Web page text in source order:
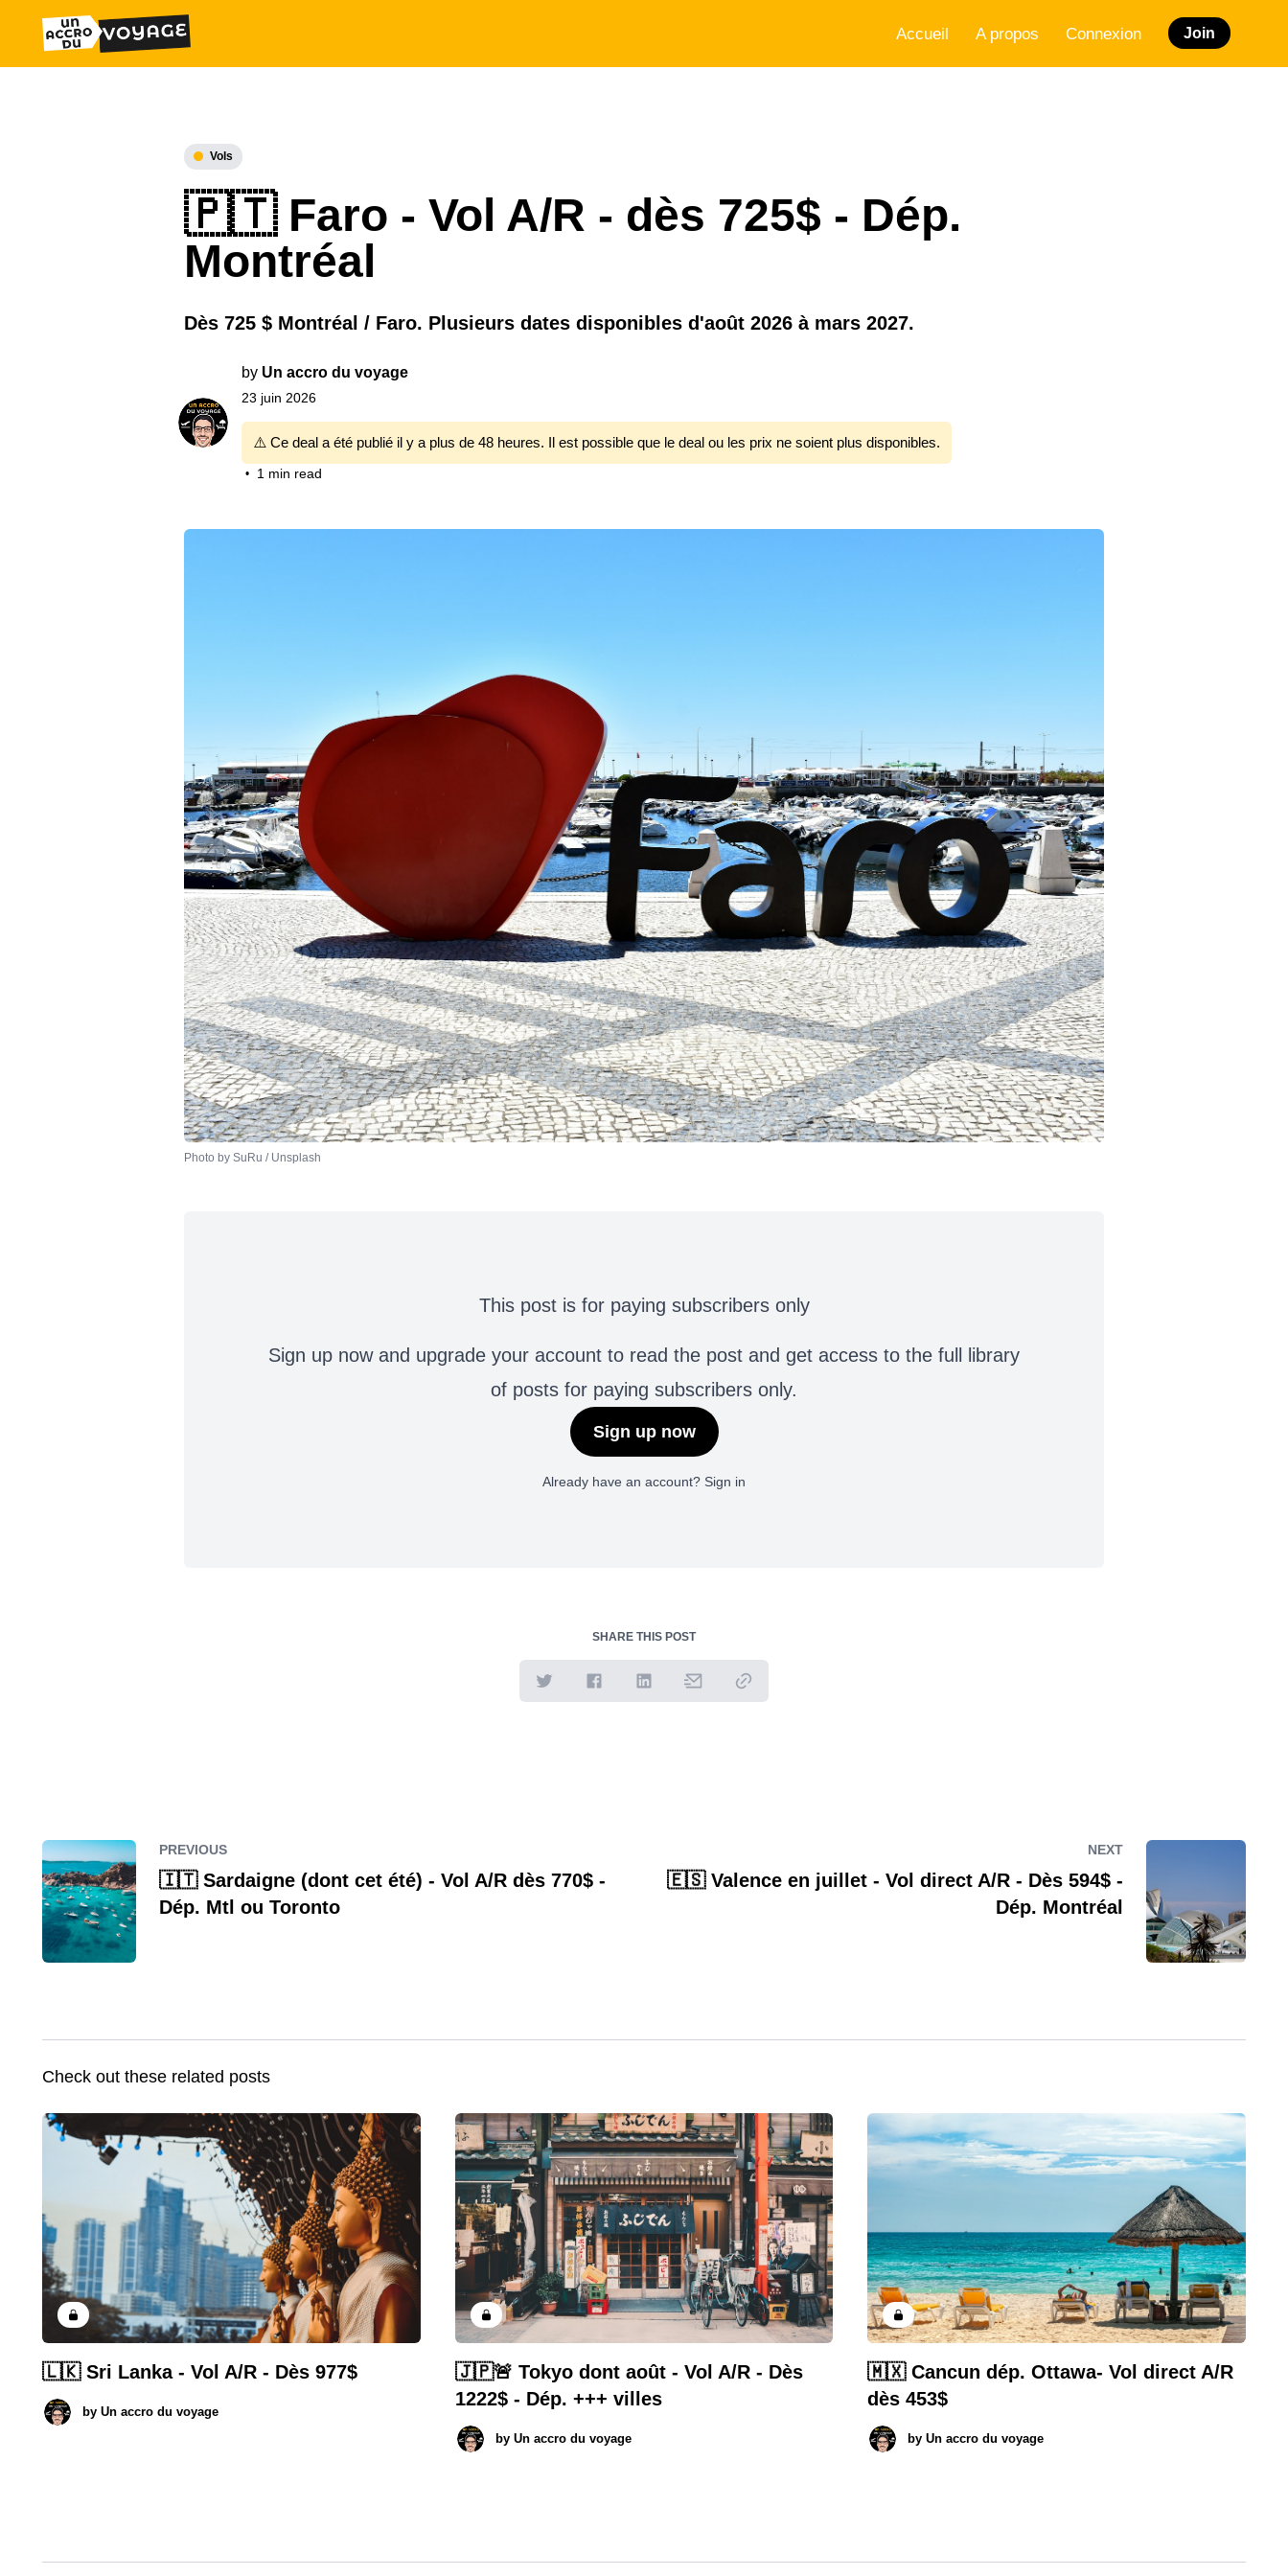
Accueil A propos Connexion Join
Vols
🇵🇹 Faro - Vol A/R - dès 725$ - Dép.
Montréal
Dès 725 $ Montréal / Faro. Plusieurs dates disponibles d'août 2026 à mars 2027.
by Un accro du voyage
23 juin 2026
⚠️ Ce deal a été publié il y a plus de 48 heures. Il est possible que le deal ou les prix ne soient plus disponibles.
• 1 min read
Photo by SuRu / Unsplash
This post is for paying subscribers only
Sign up now and upgrade your account to read the post and get access to the full library
of posts for paying subscribers only.
Sign up now
Already have an account? Sign in
SHARE THIS POST
PREVIOUS
🇮🇹 Sardaigne (dont cet été) - Vol A/R dès 770$ -
Dép. Mtl ou Toronto
NEXT
🇪🇸 Valence en juillet - Vol direct A/R - Dès 594$ -
Dép. Montréal
Check out these related posts
🇱🇰 Sri Lanka - Vol A/R - Dès 977$
by Un accro du voyage
🇯🇵🚨 Tokyo dont août - Vol A/R - Dès
1222$ - Dép. +++ villes
by Un accro du voyage
🇲🇽 Cancun dép. Ottawa- Vol direct A/R
dès 453$
by Un accro du voyage